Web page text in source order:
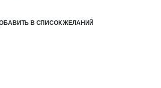
В СПИСОК ЖЕЛАНИЙ